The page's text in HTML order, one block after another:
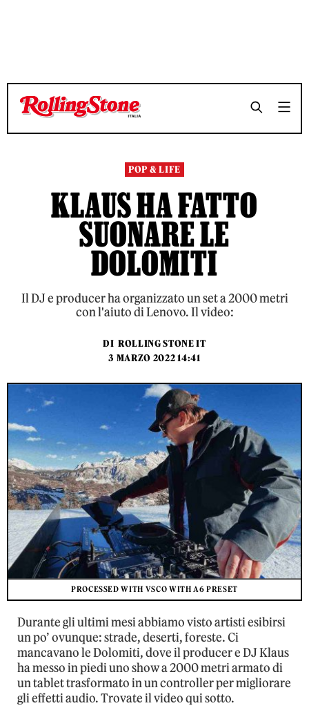
TEMPO DI LETTURA 3 MINUTI
TEMPO DI LETTURA 3 MINUTI
POP & LIFE
KLAUS HA FATTO
SUONARE LE
DOLOMITI
Il DJ e producer ha organizzato un set a 2000 metri
con l'aiuto di Lenovo. Il video:
DI ROLLING STONE IT
3 MARZO 2022 14:41
PROCESSED WITH VSCO WITH A6 PRESET
Durante gli ultimi mesi abbiamo visto artisti esibirsi
un po’ ovunque: strade, deserti, foreste. Ci
mancavano le Dolomiti, dove il producer e DJ Klaus
ha messo in piedi uno show a 2000 metri armato di
un tablet trasformato in un controller per migliorare
gli effetti audio. Trovate il video qui sotto.